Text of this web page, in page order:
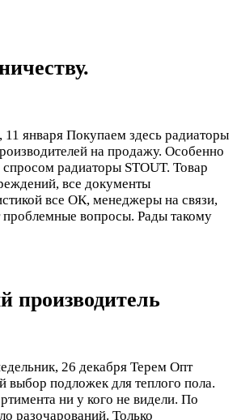
11 января Покупаем здесь радиаторы
на продажу. Особенно
радиаторы STOUT. Товар
все документы
все ОК, менеджеры на связи,
вопросы. Рады такому
производитель
26 декабря Терем Опт
выбор подложек для теплого пола.
ни у кого не видели. По
разочарований. Только